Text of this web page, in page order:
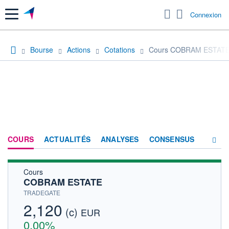
Menu Connexion
Bourse Actions Cotations Cours COBRAM
COURS ACTUALITÉS ANALYSES CONSENSUS
Cours
COBRAM ESTATE
TRADEGATE
2,120 (c) EUR
0,00%